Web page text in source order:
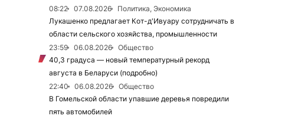
08:22
07.08.2026
Политика, Экономика
Лукашенко предлагает Кот-д'Ивуару сотрудничать в
области сельского хозяйства, промышленности
23:59
06.08.2026
Общество
40,3 градуса — новый температурный рекорд
августа в Беларуси (подробно)
22:40
06.08.2026
Общество
В Гомельской области упавшие деревья повредили
пять автомобилей